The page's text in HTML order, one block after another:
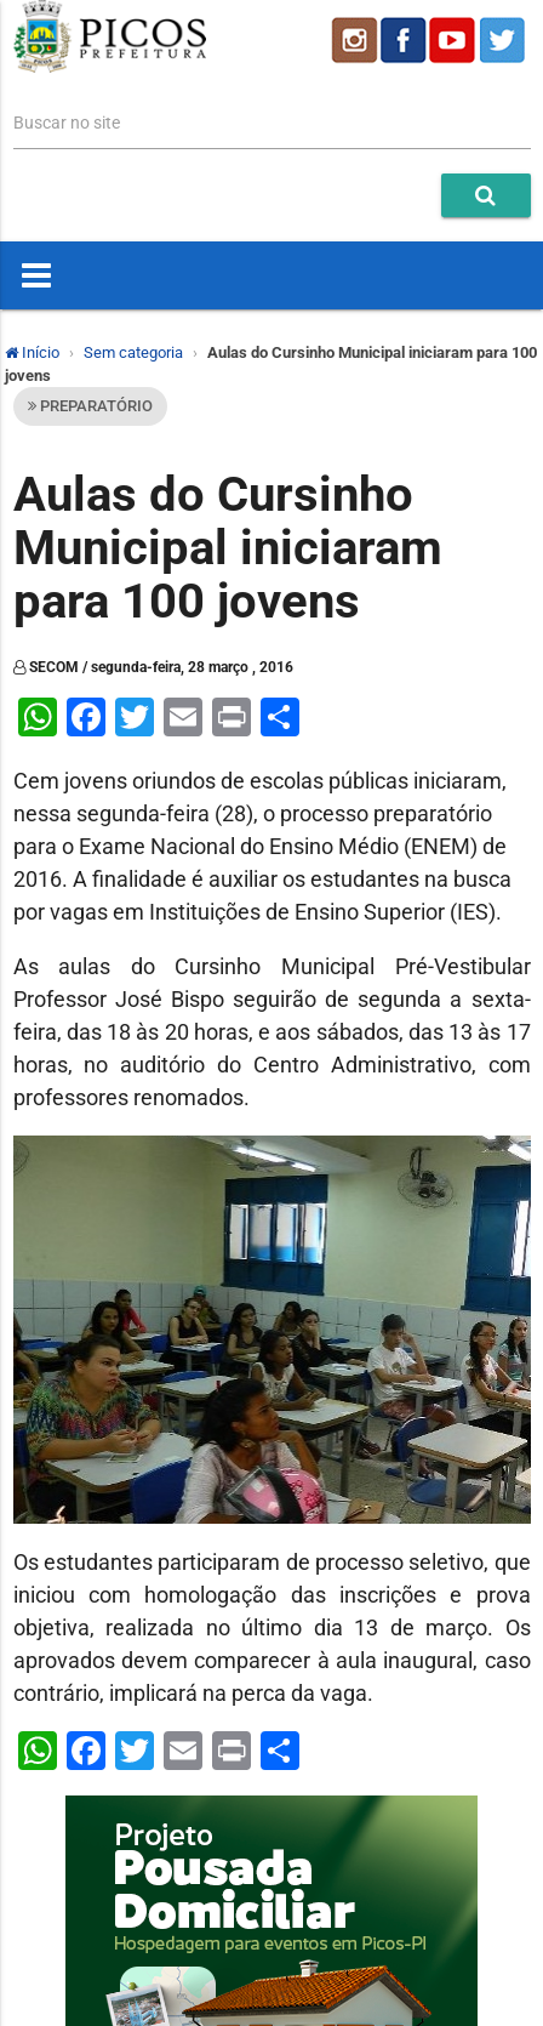
Buscar no site
Início Sem categoria
Aulas do Cursinho Municipal iniciaram para 100
jovens
PREPARATÓRIO
Aulas do Cursinho
Municipal iniciaram
para 100 jovens
SECOM / segunda-feira, 28 março , 2016
WhatsApp
Facebook
Twitter
Email
PrintShare
Cem jovens oriundos de escolas públicas iniciaram,
nessa segunda-feira (28), o processo preparatório
para o Exame Nacional do Ensino Médio (ENEM) de
2016. A finalidade é auxiliar os estudantes na busca
por vagas em Instituições de Ensino Superior (IES).
As aulas do Cursinho Municipal Pré-Vestibular
Professor José Bispo seguirão de segunda a sexta-
feira, das 18 às 20 horas, e aos sábados, das 13 às 17
horas, no auditório do Centro Administrativo, com
professores renomados.
Os estudantes participaram de processo seletivo, que
iniciou com homologação das inscrições e prova
objetiva, realizada no último dia 13 de março. Os
aprovados devem comparecer à aula inaugural, caso
contrário, implicará na perca da vaga.
WhatsApp
Facebook
Twitter
Email
PrintShare